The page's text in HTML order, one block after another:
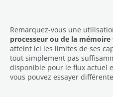
Remarquez-vous une
processeur ou de la mémoire
atteint ici les limites de ses
tout simplement pas
disponible pour le flux actuel
vous pouvez essayer